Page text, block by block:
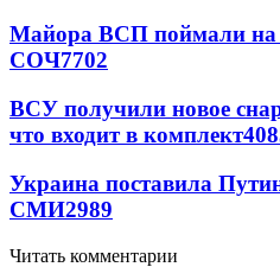
Майора ВСП поймали
СОЧ7702
ВСУ получили новое
что входит в комплект
Украина поставила
СМИ2989
Читать комментарии